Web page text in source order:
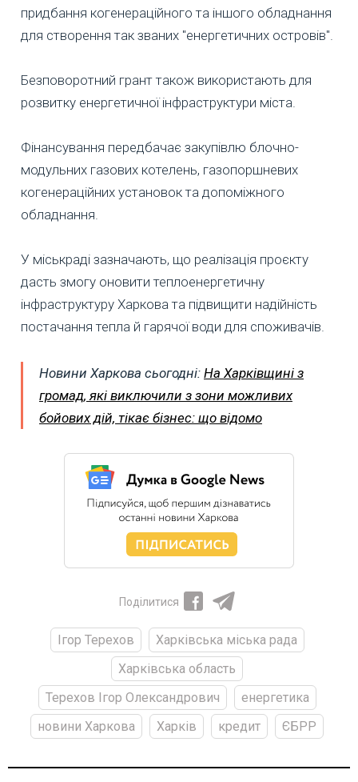
придбання когенераційного та іншого обладнання
для створення так званих "енергетичних островів".
Безповоротний грант також використають для
розвитку енергетичної інфраструктури міста.
Фінансування передбачає закупівлю блочно-
модульних газових котелень, газопоршневих
когенераційних установок та допоміжного
обладнання.
У міськраді зазначають, що реалізація проєкту
дасть змогу оновити теплоенергетичну
інфраструктуру Харкова та підвищити надійність
постачання тепла й гарячої води для споживачів.
Новини Харкова сьогодні: На Харківщині з
громад, які виключили з зони можливих
бойових дій, тікає бізнес: що відомо
Поділитися
Ігор Терехов
Харківська міська рада
Харківська область
Терехов Ігор Олександрович
енергетика
новини Харкова
Харків кредит ЄБРР